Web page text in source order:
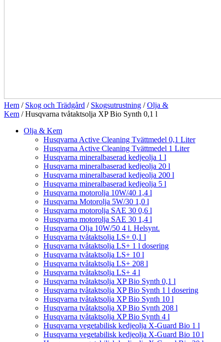
Hem / Skog och Trädgård / Skogsutrustning /Olja &
Kem / Husqvarna tvåtaktsolja XP Bio Synth 0,1 l
Olja & Kem
Husqvarna Active Cleaning Tvättmedel 0,1 Liter
Husqvarna Active Cleaning Tvättmedel 1 Liter
Husqvarna mineralbaserad kedjeolja 1 l
Husqvarna mineralbaserad kedjeolja 20 l
Husqvarna mineralbaserad kedjeolja 200 l
Husqvarna mineralbaserad kedjeolja 5 l
Husqvarna motorolja 10W/40 1,4 l
Husqvarna Motorolja 5W/30 1,0 l
Husqvarna motorolja SAE 30 0,6 l
Husqvarna motorolja SAE 30 1,4 l
Husqvarna Olja 10W/50 4 l. Helsynt.
Husqvarna tvåtaktsolja LS+ 0,1 l
Husqvarna tvåtaktsolja LS+ 1 l dosering
Husqvarna tvåtaktsolja LS+ 10 l
Husqvarna tvåtaktsolja LS+ 208 l
Husqvarna tvåtaktsolja LS+ 4 l
Husqvarna tvåtaktsolja XP Bio Synth 0,1 l
Husqvarna tvåtaktsolja XP Bio Synth 1 l dosering
Husqvarna tvåtaktsolja XP Bio Synth 10 l
Husqvarna tvåtaktsolja XP Bio Synth 208 l
Husqvarna tvåtaktsolja XP Bio Synth 4 l
Husqvarna vegetabilisk kedjeolja X-Guard Bio 1 l
Husqvarna vegetabilisk kedjeolja X-Guard Bio 10 l